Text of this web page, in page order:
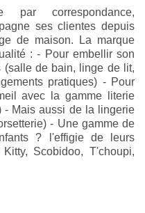
correspondance,
ses clientes depuis
de maison. La marque
: - Pour embellir son
(salle de bain, linge de lit,
pratiques) - Pour
avec la gamme literie
- Mais aussi de la lingerie
- Une gamme de
? l'effigie de leurs
Scobidoo, T'choupi,